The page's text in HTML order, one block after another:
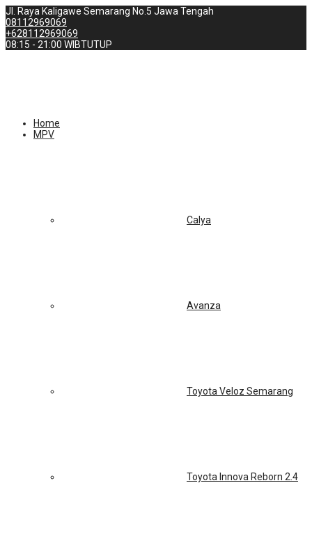
Jl. Raya Kaligawe Semarang No.5 Jawa Tengah
08112969069
+628112969069
08:15 - 21:00 WIBTUTUP
Home
MPV
Calya
Avanza
Toyota Veloz Semarang
Toyota Innova Reborn 2.4